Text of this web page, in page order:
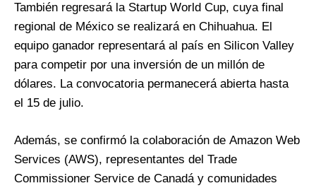
También regresará la Startup World Cup, cuya final
regional de México se realizará en Chihuahua. El
equipo ganador representará al país en Silicon Valley
para competir por una inversión de un millón de
dólares. La convocatoria permanecerá abierta hasta
el 15 de julio.
Además, se confirmó la colaboración de Amazon Web
Services (AWS), representantes del Trade
Commissioner Service de Canadá y comunidades